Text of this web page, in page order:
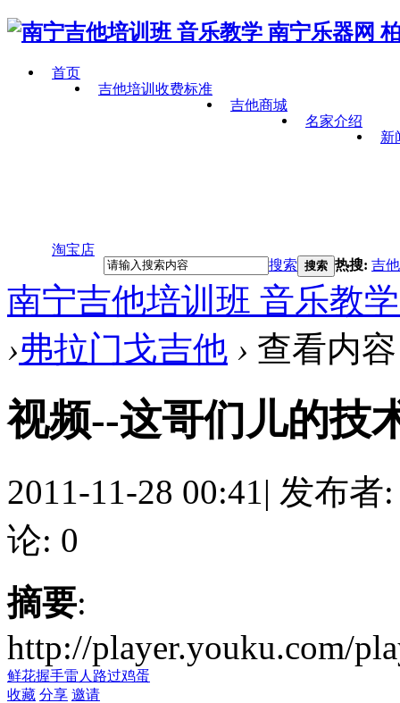
首页
吉他培训收费标准
吉他商城
名家介绍
新
淘宝店
搜索 搜索 热搜: 吉他
南宁吉他培训班 音乐教
›弗拉门戈吉他 › 查看内容
视频--这哥们儿的技
2011-11-28 00:41| 发布者
论: 0
摘要:
http://player.youku.com/
鲜花握手雷人 路过鸡蛋
收藏 分享 邀请